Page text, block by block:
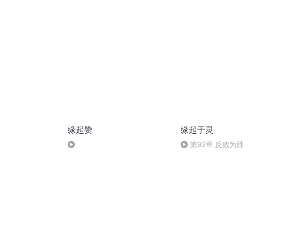
缘起赞 缘起于灵
第92章 反败为胜